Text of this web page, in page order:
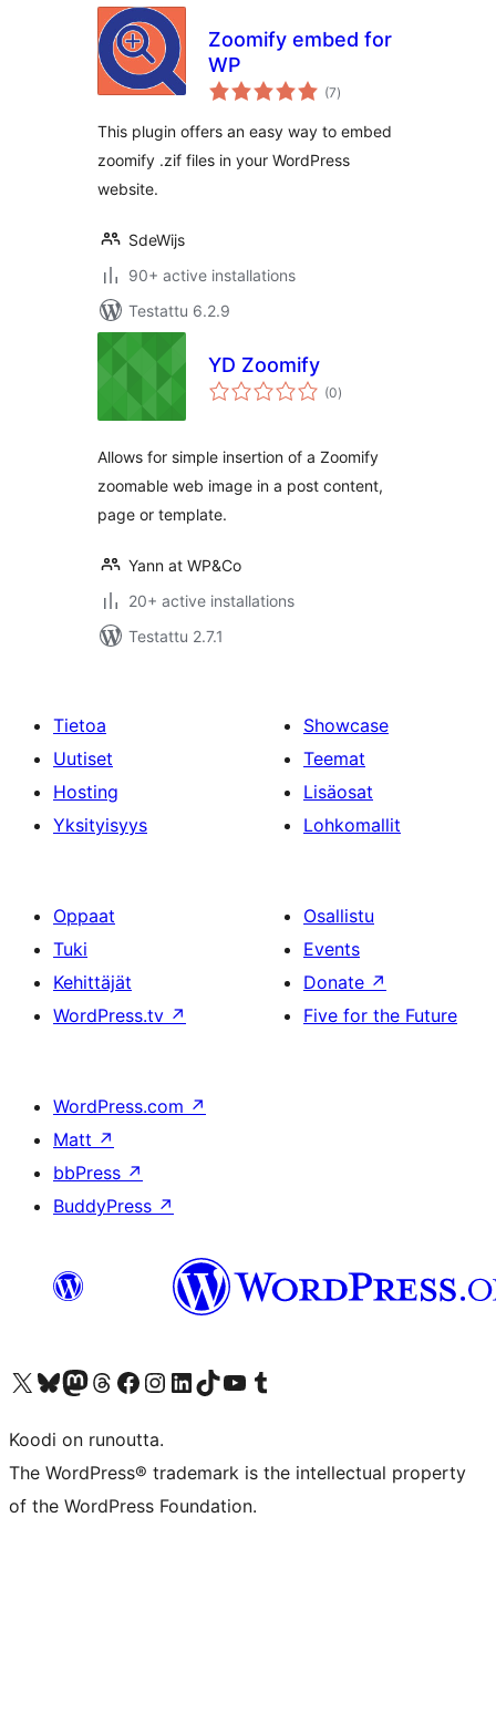
Zoomify embed for
WP
(7arvosanat
yhteensä
)
This plugin offers an easy way to embed
zoomify .zif files in your WordPress
website.
SdeWijs
90+ active installations
Testattu 6.2.9
YD Zoomify
(0arvosanat
yhteensä
)
Allows for simple insertion of a Zoomify
zoomable web image in a post content,
page or template.
Yann at WP&Co
20+ active installations
Testattu 2.7.1
Tietoa
Uutiset
Hosting
Yksityisyys
Showcase
Teemat
Lisäosat
Lohkomallit
Oppaat
Tuki
Kehittäjät
WordPress.tv ↗
Osallistu
Events
Donate ↗
Five for the Future
WordPress.com ↗
Matt ↗
bbPress ↗
BuddyPress ↗
Visit our X (formerly Twitter) account
Visit our Bluesky account
Visit our Mastodon account
Visit our Threads account
Visit our Facebook page
Visit our Instagram account
Visit our LinkedIn account
Visit our TikTok account
Näytä YouTube-kanava
Visit our Tumblr account
Koodi on runoutta.
The WordPress® trademark is the intellectual property
of the WordPress Foundation.